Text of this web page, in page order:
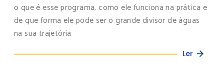
o que é esse programa, como ele funciona na prática e
de que forma ele pode ser o grande divisor de águas
na sua trajetória
Ler